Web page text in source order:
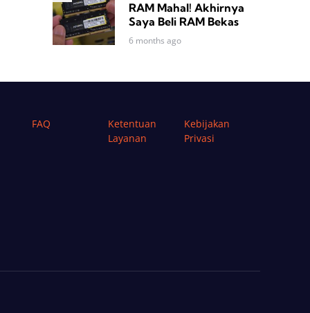
RAM Mahal! Akhirnya
Saya Beli RAM Bekas
6 months ago
FAQ
Ketentuan
Layanan
Kebijakan
Privasi